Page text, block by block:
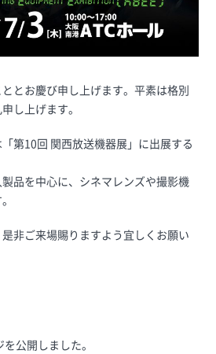
とお慶び申し上げます。平素は格別
し上げます。
第10回 関西放送機器展」に出展する
品を中心に、シネマレンズや撮影機
非ご来場賜りますよう宜しくお願い
公開しました。